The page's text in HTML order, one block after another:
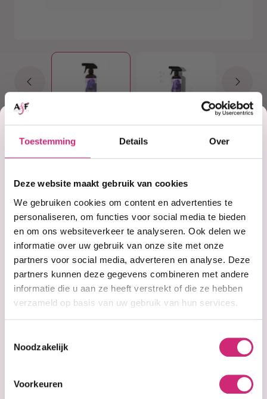
Toestemming Details Over
Deze website maakt gebruik van cookies
We gebruiken cookies om content en advertenties te
personaliseren, om functies voor social media te bieden
en om ons websiteverkeer te analyseren. Ook delen we
informatie over uw gebruik van onze site met onze
partners voor social media, adverteren en analyse. Deze
partners kunnen deze gegevens combineren met andere
informatie die u aan ze heeft verstrekt of die ze hebben
verzameld op basis van uw gebruik van hun services.
Noodzakelijk
Voorkeuren
€10,50
In winkelwagen
Voor 15:00 besteld =morgen in huis
30 dagenbedenktijd
Uitgebreidecollectie
As I Am Rice Water Spray
Korting
op je
eerste
bestelling